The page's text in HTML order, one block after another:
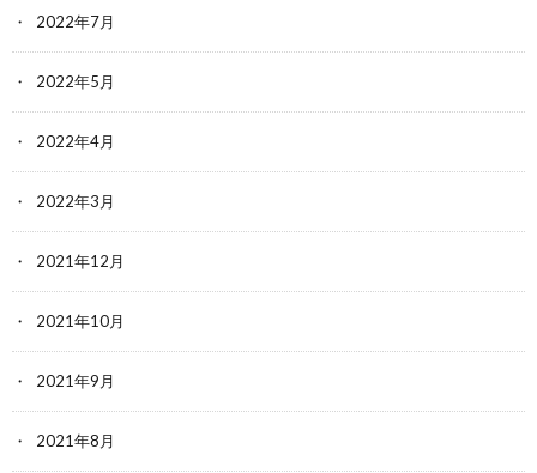
2022年7月
2022年5月
2022年4月
2022年3月
2021年12月
2021年10月
2021年9月
2021年8月